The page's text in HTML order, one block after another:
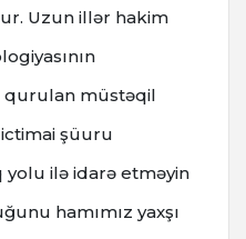
Uzun illər hakim
qurulan müstəqil
şüuru
yolu ilə idarə etməyin
hamımız yaxşı